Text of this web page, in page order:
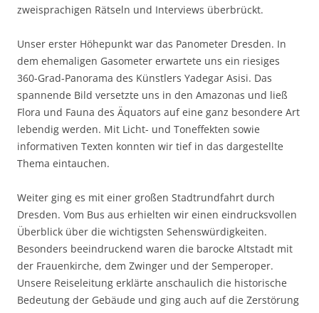
zweisprachigen Rätseln und Interviews überbrückt.
Unser erster Höhepunkt war das Panometer Dresden. In
dem ehemaligen Gasometer erwartete uns ein riesiges
360-Grad-Panorama des Künstlers Yadegar Asisi. Das
spannende Bild versetzte uns in den Amazonas und ließ
Flora und Fauna des Äquators auf eine ganz besondere Art
lebendig werden. Mit Licht- und Toneffekten sowie
informativen Texten konnten wir tief in das dargestellte
Thema eintauchen.
Weiter ging es mit einer großen Stadtrundfahrt durch
Dresden. Vom Bus aus erhielten wir einen eindrucksvollen
Überblick über die wichtigsten Sehenswürdigkeiten.
Besonders beeindruckend waren die barocke Altstadt mit
der Frauenkirche, dem Zwinger und der Semperoper.
Unsere Reiseleitung erklärte anschaulich die historische
Bedeutung der Gebäude und ging auch auf die Zerstörung